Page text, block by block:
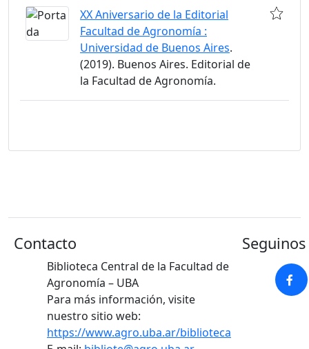
XX Aniversario de la Editorial
Facultad de Agronomía :
Universidad de Buenos Aires.
(2019). Buenos Aires. Editorial de
la Facultad de Agronomía.
Contacto
Biblioteca Central de la Facultad de
Agronomía – UBA
Para más información, visite
nuestro sitio web:
https://www.agro.uba.ar/biblioteca